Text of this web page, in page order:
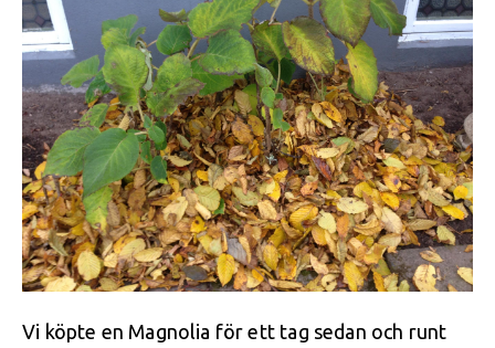
Vi köpte en Magnolia för ett tag sedan och runt